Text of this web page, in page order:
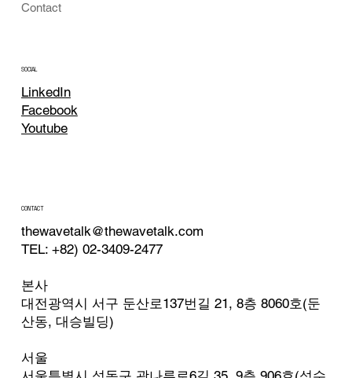
Contact
SOCIAL
LinkedIn
Facebook
Youtube
CONTACT
thewavetalk@thewavetalk.com
TEL: +82) 02-3409-2477
본사
대전광역시 서구 둔산로137번길 21, 8층 8060호(둔
산동, 대승빌딩)
서울